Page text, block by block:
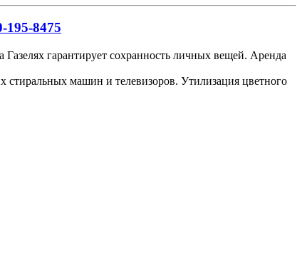
195-8475
гарантирует сохранность личных вещей. Аренда
машин и телевизоров. Утилизация цветного